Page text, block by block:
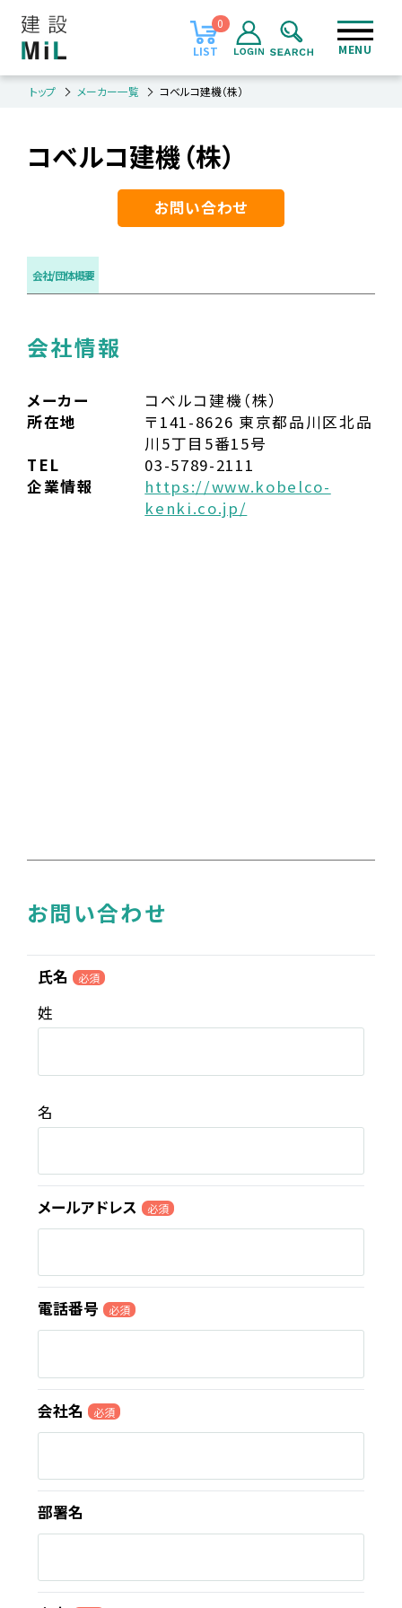
LIST
0
MENU
トップ メーカー一覧 コベルコ建機（株）
コベルコ建機（株）
お問い合わせ
会社/団体概要
会社情報
メーカー
コベルコ建機（株）
所在地
〒141-8626 東京都品川区北品
川5丁目5番15号
TEL
03-5789-2111
企業情報
https://www.kobelco-
kenki.co.jp/
お問い合わせ
氏名 必須
姓
名
メールアドレス 必須
電話番号 必須
会社名 必須
部署名